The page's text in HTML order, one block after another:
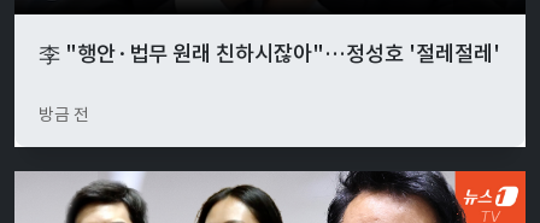
李 "행안·법무 원래 친하시잖아"…정성호 '절레절레'
방금 전